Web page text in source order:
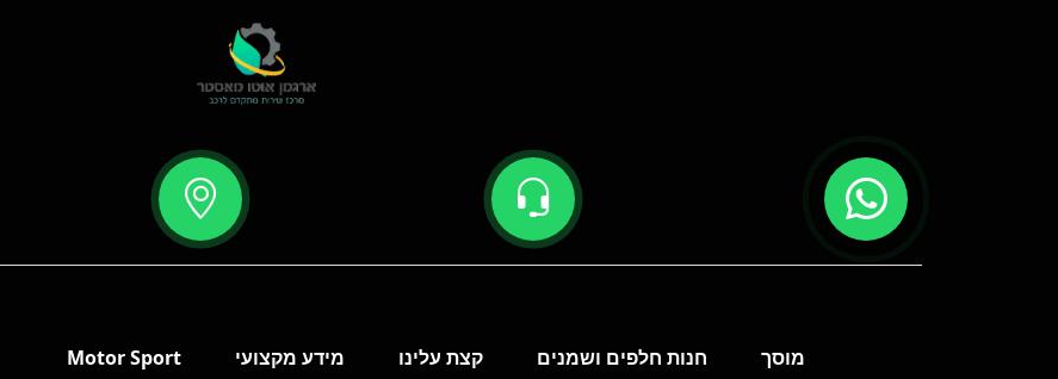
מוסך חנות חלפים ושמנים קצת עלינו מידע מקצועי Motor Sport